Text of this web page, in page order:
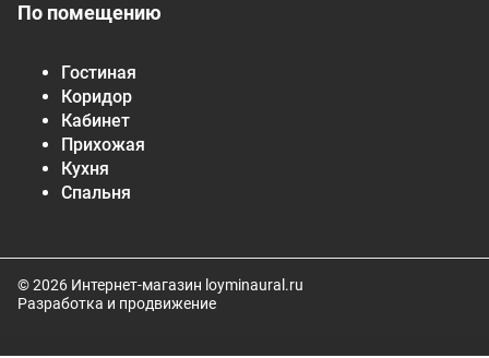
По помещению
Гостиная
Коридор
Кабинет
Прихожая
Кухня
Спальня
© 2026 Интернет-магазин loyminaural.ru
Разработка и продвижение